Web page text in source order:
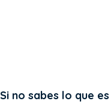
Si no sabes lo que